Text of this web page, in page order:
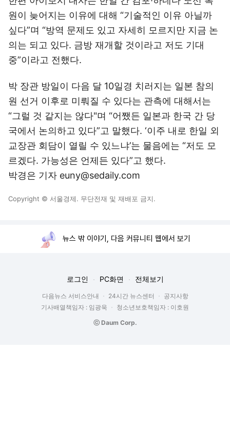
원이 늦어지는 이유에 대해 “기술적인 이유 아닐까
싶다”며 “방역 문제도 있고 자세히 모르지만 지금 논
의는 되고 있다. 금방 재개할 것이라고 저도 기대
중”이라고 전했다.
박 장관 방일이 다음 달 10일경 치러지는 일본 참의
원 선거 이후로 미뤄질 수 있다는 관측에 대해서는
“그럴 것 같지는 않다"며 “어쨌든 일본과 한국 간 당
국에서 논의하고 있다”고 말했다. ‘이주 내로 한일 외
교장관 회담이 열릴 수 있느냐’는 물음에는 “저도 모
르겠다. 가능성은 언제든 있다”고 했다.
박경은 기자 euny@sedaily.com
Copyright © 서울경제. 무단전재 및 재배포 금지.
뉴스 밖 이야기, 다음 커뮤니티 웹에서 보기
로그인 PC화면 전체보기
다음뉴스 서비스안내 24시간 뉴스센터
공지사항
기사배열책임자 : 임광욱
청소년보호책임자 : 이호원
ⓒ Daum Corp.